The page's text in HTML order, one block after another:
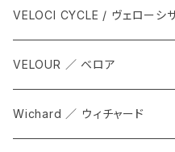
ALL
Tops
Bottoms
VELOCI CYCLE / ヴェローシ
VELOUR ／ ベロア
Wichard ／ ウィチャード